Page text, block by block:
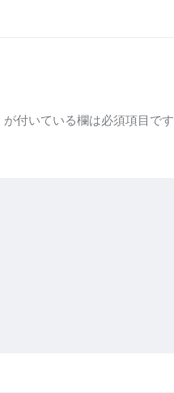
が付いている欄は必須項目です